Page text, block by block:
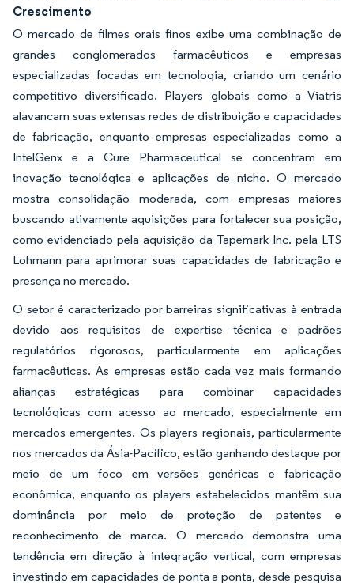
Crescimento
O mercado de filmes orais finos exibe uma combinação de
grandes conglomerados farmacêuticos e empresas
especializadas focadas em tecnologia, criando um cenário
competitivo diversificado. Players globais como a Viatris
alavancam suas extensas redes de distribuição e capacidades
de fabricação, enquanto empresas especializadas como a
IntelGenx e a Cure Pharmaceutical se concentram em
inovação tecnológica e aplicações de nicho. O mercado
mostra consolidação moderada, com empresas maiores
buscando ativamente aquisições para fortalecer sua posição,
como evidenciado pela aquisição da Tapemark Inc. pela LTS
Lohmann para aprimorar suas capacidades de fabricação e
presença no mercado.
O setor é caracterizado por barreiras significativas à entrada
devido aos requisitos de expertise técnica e padrões
regulatórios rigorosos, particularmente em aplicações
farmacêuticas. As empresas estão cada vez mais formando
alianças estratégicas para combinar capacidades
tecnológicas com acesso ao mercado, especialmente em
mercados emergentes. Os players regionais, particularmente
nos mercados da Ásia-Pacífico, estão ganhando destaque por
meio de um foco em versões genéricas e fabricação
econômica, enquanto os players estabelecidos mantêm sua
dominância por meio de proteção de patentes e
reconhecimento de marca. O mercado demonstra uma
tendência em direção à integração vertical, com empresas
investindo em capacidades de ponta a ponta, desde pesquisa